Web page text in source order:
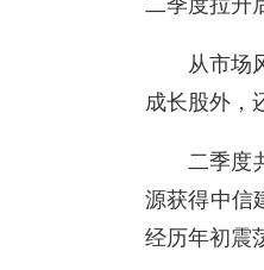
二季度拉升
从市场
成长股外，
二季度
源获得中信
经历年初震